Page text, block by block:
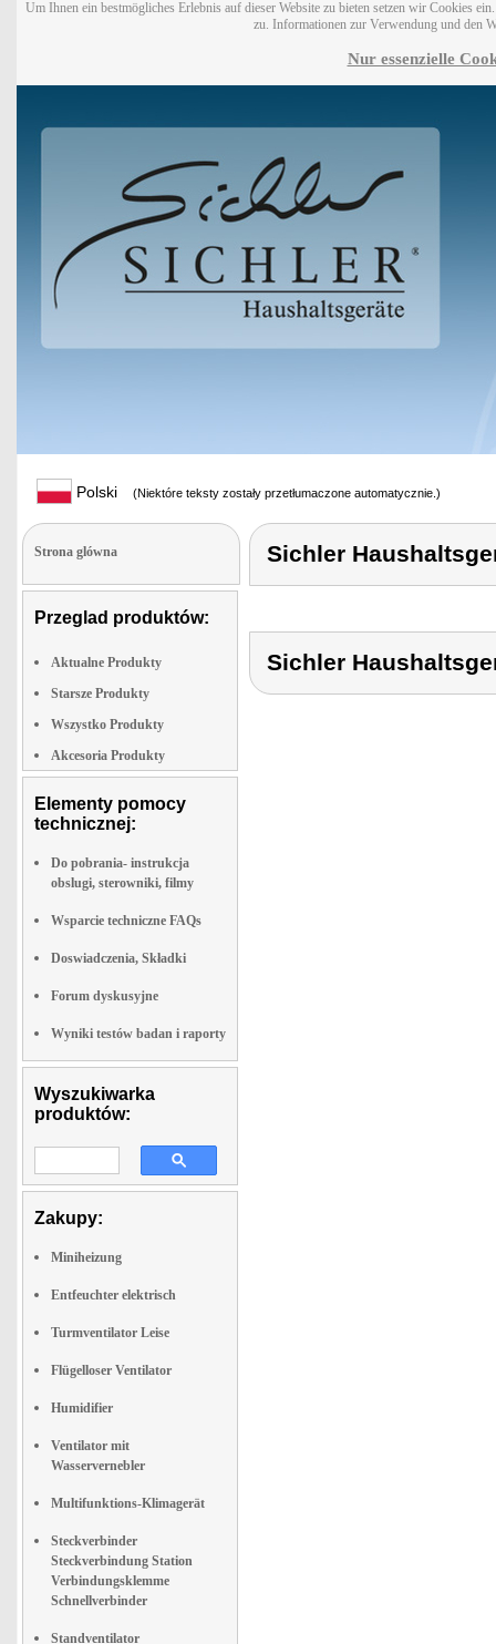
Um Ihnen ein bestmögliches Erlebnis auf dieser Website zu bieten setzen wir Cookies
zu. Informationen zur Verwendung und den
Nur essenzielle
Polski (Niektóre teksty zostały przetłumaczone automatycznie.)
Strona glówna
Przeglad produktów:
Aktualne Produkty
Starsze Produkty
Wszystko Produkty
Akcesoria Produkty
Elementy pomocy
technicznej:
Do pobrania- instrukcja
obslugi, sterowniki, filmy
Wsparcie techniczne FAQs
Doswiadczenia, Składki
Forum dyskusyjne
Wyniki testów badan i raporty
Wyszukiwarka
produktów:
Zakupy:
Miniheizung
Entfeuchter elektrisch
Turmventilator Leise
Flügelloser Ventilator
Humidifier
Ventilator mit
Wasservernebler
Multifunktions-Klimagerät
Steckverbinder
Steckverbindung Station
Verbindungsklemme
Schnellverbinder
Standventilator
Sichler
Sichler